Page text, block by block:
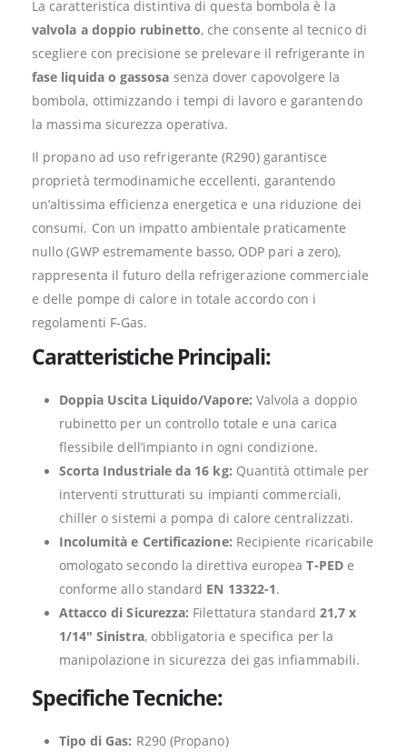
La caratteristica distintiva di questa bombola è la
valvola a doppio rubinetto, che consente al tecnico di
scegliere con precisione se prelevare il refrigerante in
fase liquida o gassosa senza dover capovolgere la
bombola, ottimizzando i tempi di lavoro e garantendo
la massima sicurezza operativa.
Il propano ad uso refrigerante (R290) garantisce
proprietà termodinamiche eccellenti, garantendo
un’altissima efficienza energetica e una riduzione dei
consumi. Con un impatto ambientale praticamente
nullo (GWP estremamente basso, ODP pari a zero),
rappresenta il futuro della refrigerazione commerciale
e delle pompe di calore in totale accordo con i
regolamenti F-Gas.
Caratteristiche Principali:
Doppia Uscita Liquido/Vapore: Valvola a doppio
rubinetto per un controllo totale e una carica
flessibile dell’impianto in ogni condizione.
Scorta Industriale da 16 kg: Quantità ottimale per
interventi strutturati su impianti commerciali,
chiller o sistemi a pompa di calore centralizzati.
Incolumità e Certificazione: Recipiente ricaricabile
omologato secondo la direttiva europeaT-PEDe
conforme allo standard EN 13322-1.
Attacco di Sicurezza: Filettatura standard 21,7 x
1/14″ Sinistra, obbligatoria e specifica per la
manipolazione in sicurezza dei gas infiammabili.
Specifiche Tecniche:
Tipo di Gas: R290 (Propano)